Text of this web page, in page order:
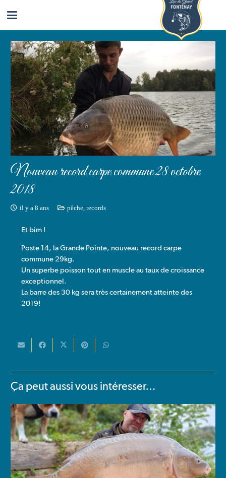
Nouveau record carpe commune 28 octobre
2018
il y a 8 ans pêche, records
Et bim !
Poste 14, la Grande Pointe, nouveau record carpe
commune 29kg.
Un superbe poisson tout en muscle au taux de croissance
exceptionnel.
La barre des 30 kg sera très certainement atteinte des
2019!
Ça peut aussi vous intéresser…